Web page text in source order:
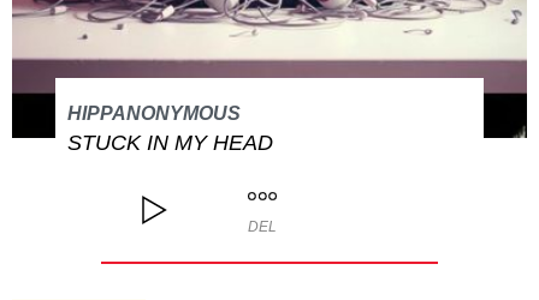
HIPPANONYMOUS
STUCK IN MY HEAD
DEL